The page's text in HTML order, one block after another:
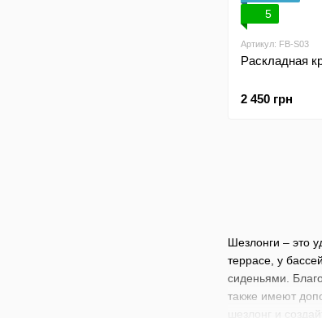
Шезлонги – это
террасе, у
сиденьями.
также имеют
шезлонг и
5
Артикул: FB-S03
Раскладная
2 450 грн